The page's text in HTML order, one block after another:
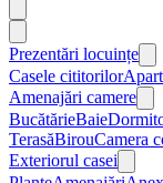
Prezentări locuințe
Casele cititorilor
Amenajări camere
BucătărieBaie
TerasăBirouCamera
Exteriorul casei